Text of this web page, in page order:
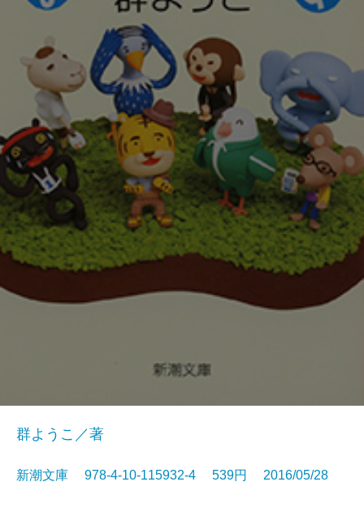
群ようこ／著
新潮文庫 978-4-10-115932-4 539円 2016/05/28